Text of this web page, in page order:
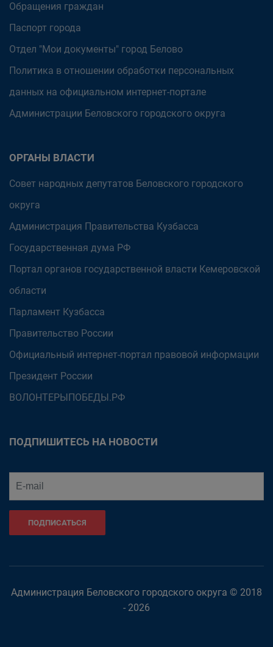
Обращения граждан
Паспорт города
Отдел "Мои документы" город Белово
Политика в отношении обработки персональных
данных на официальном интернет-портале
Администрации Беловского городского округа
ОРГАНЫ ВЛАСТИ
Совет народных депутатов Беловского городского
округа
Администрация Правительства Кузбасса
Государственная дума РФ
Портал органов государственной власти Кемеровской
области
Парламент Кузбасса
Правительство России
Официальный интернет-портал правовой информации
Президент России
ВОЛОНТЕРЫПОБЕДЫ.РФ
ПОДПИШИТЕСЬ НА НОВОСТИ
ПОДПИСАТЬСЯ
Администрация Беловского городского округа © 2018
- 2026